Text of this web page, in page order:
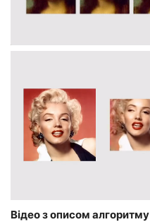
Відео з описом